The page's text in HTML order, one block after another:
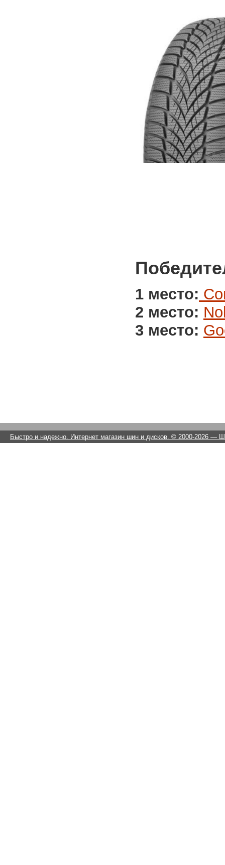
1 место:
2 место:
3 место:
Быстро и надежно. Интернет магазин шин и дисков. © 2000-2026 —